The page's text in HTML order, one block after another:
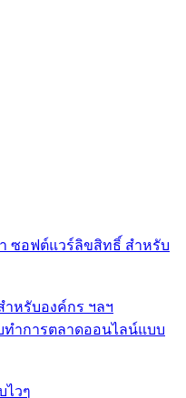
หรับองค์กร ฯลฯ
ไวๆ